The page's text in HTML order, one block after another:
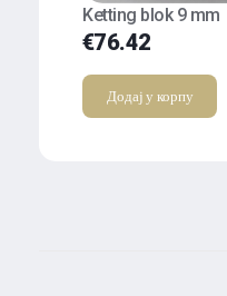
Ketting blok 9 mm
€76.42
Додај у корпу